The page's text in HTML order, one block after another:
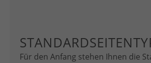
Für den Anfang stehen Ihnen die